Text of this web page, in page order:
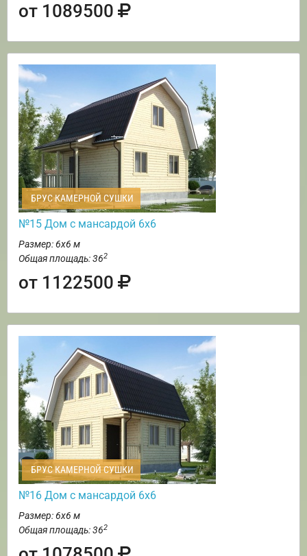
от 1089500
БРУС КАМЕРНОЙ СУШКИ
№15 Дом с мансардой 6х6
Размер: 6х6 м
Общая площадь: 362
от 1122500
БРУС КАМЕРНОЙ СУШКИ
№16 Дом с мансардой 6х6
Размер: 6х6 м
Общая площадь: 362